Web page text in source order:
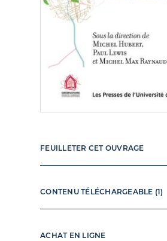
FEUILLETER CET OUVRAGE
CONTENU TÉLÉCHARGEABLE (1)
ACHAT EN LIGNE